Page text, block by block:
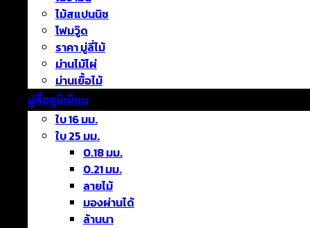
ไม้สแปนนิช
โฟมวู๊ด
ราคา มู่ลี่ไม้
ม่านไม้ไผ่
ม่านเยื้อไม้
มู่ลี่อลูมิเนียม
ใบ 16 มม.
ใบ 25 มม.
0.18 มม.
0.21 มม.
ลายไม้
มองผ่านได้
ล้านนา